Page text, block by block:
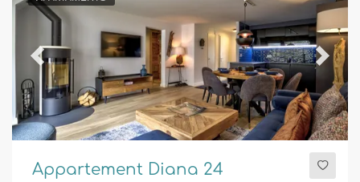
Previous Next
Appartement Diana 24